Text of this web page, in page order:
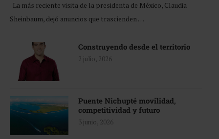
La más reciente visita de la presidenta de México, Claudia
Sheinbaum, dejó anuncios que trascienden …
Construyendo desde el territorio
2 julio, 2026
Puente Nichupté movilidad,
competitividad y futuro
3 junio, 2026